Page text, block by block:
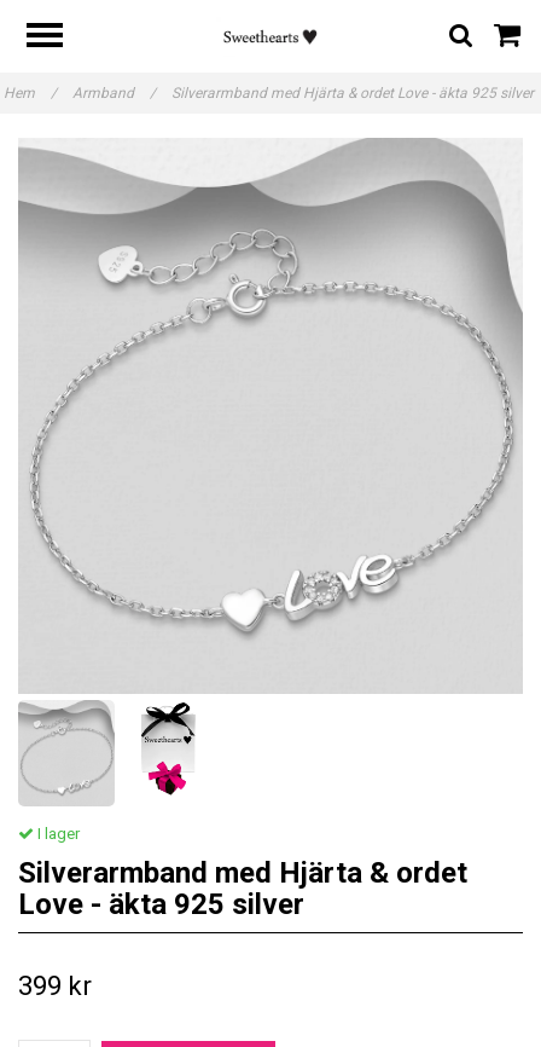
Hem / Armband / Silverarmband med Hjärta & ordet Love - äkta 925 silver
I lager
Silverarmband med Hjärta & ordet
Love - äkta 925 silver
399 kr